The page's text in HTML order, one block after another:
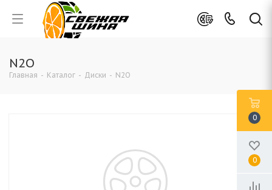
N2O
Главная - Каталог - Диски - N2O
0
0